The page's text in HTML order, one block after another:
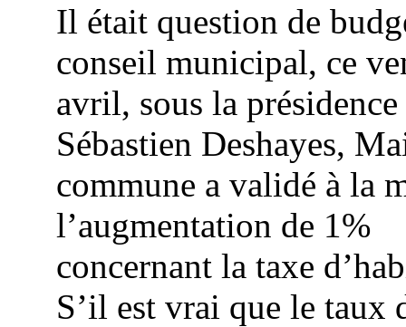
Il était question de
conseil municipal, ce
avril, sous la présidence
Sébastien Deshayes,
commune a validé à la
l’augmentation de 1%
concernant la taxe
S’il est vrai que le taux